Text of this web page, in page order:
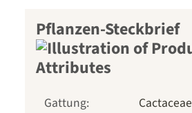
Pflanzen-Steckbrief
Gattung:
Cactaceae